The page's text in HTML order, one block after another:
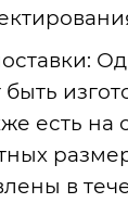
:
есть на
в